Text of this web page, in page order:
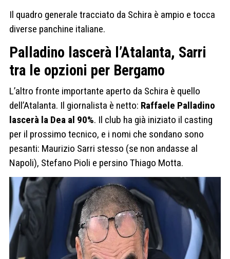
Il quadro generale tracciato da Schira è ampio e tocca
diverse panchine italiane.
Palladino lascerà l’Atalanta, Sarri
tra le opzioni per Bergamo
L’altro fronte importante aperto da Schira è quello
dell’Atalanta. Il giornalista è netto: Raffaele Palladino
lascerà la Dea al 90%. Il club ha già iniziato il casting
per il prossimo tecnico, e i nomi che sondano sono
pesanti: Maurizio Sarri stesso (se non andasse al
Napoli), Stefano Pioli e persino Thiago Motta.